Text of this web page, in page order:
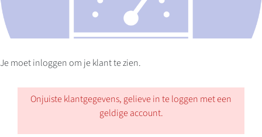
Je moet inloggen om je klant te zien.
Onjuiste klantgegevens, gelieve in te loggen met een
geldige account.